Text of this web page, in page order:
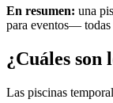
En resumen: una
para eventos— todas
¿Cuáles son
Las piscinas